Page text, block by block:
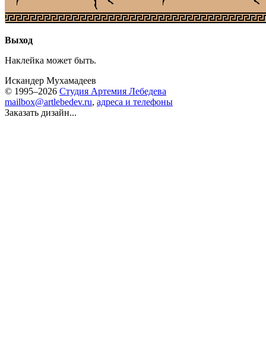
Выход
Наклейка может быть.
Искандер Мухамадеев
© 1995–2026 Студия Артемия Лебедева
mailbox@artlebedev.ru, адреса и телефоны
Заказать дизайн...